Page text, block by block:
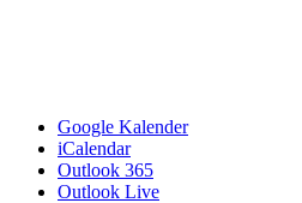
Google Kalender
iCalendar
Outlook 365
Outlook Live